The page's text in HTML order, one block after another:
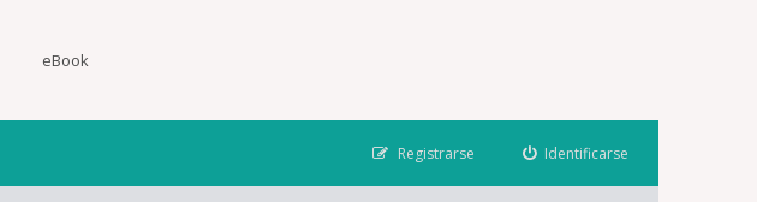
eBook
Identificarse
Registrarse